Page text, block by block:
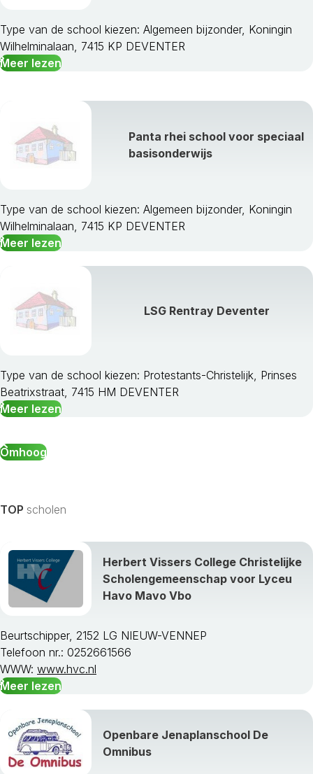
Type van de school kiezen: Algemeen bijzonder, Koningin
Wilhelminalaan, 7415 KP DEVENTER
Meer lezen
Panta rhei school voor speciaal
basisonderwijs
Type van de school kiezen: Algemeen bijzonder, Koningin
Wilhelminalaan, 7415 KP DEVENTER
Meer lezen
LSG Rentray Deventer
Type van de school kiezen: Protestants-Christelijk, Prinses
Beatrixstraat, 7415 HM DEVENTER
Meer lezen
Omhoog
TOP scholen
Herbert Vissers College Christelijke
Scholengemeenschap voor Lyceu
Havo Mavo Vbo
Beurtschipper, 2152 LG NIEUW-VENNEP
Telefoon nr.: 0252661566
WWW: www.hvc.nl
Meer lezen
Openbare Jenaplanschool De
Omnibus